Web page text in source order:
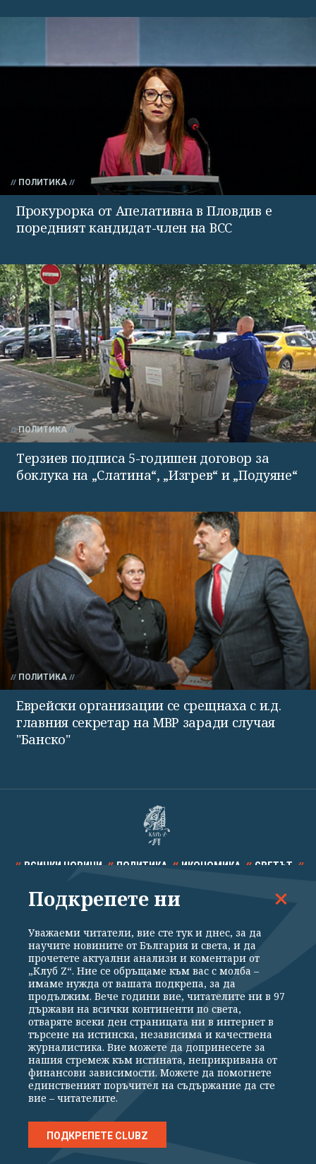
ПОЛИТИКА
Прокурорка от Апелативна в Пловдив е
поредният кандидат-член на ВСС
ПОЛИТИКА
Терзиев подписа 5-годишен договор за
боклука на „Слатина“, „Изгрев“ и „Подуяне“
ПОЛИТИКА
Еврейски организации се срещнаха с и.д.
главния секретар на МВР заради случая
"Банско"
ВСИЧКИ НОВИНИ ПОЛИТИКА ИКОНОМИКА СВЕТЪТ
СПОРТ КУЛТУРА ТЕХНОЛОГИИ КАЛЕЙДОСКОП
Общи условия
Политика за поверителност
Реклама
Партньори Контакти
За Клуб Z
Екип
Подкрепете ни
Издател на www.clubz.bg е „Клуб Зебра Медия“ ЕООД, София, ул. "Алеко
Константинов" 3. Всички права запазени 2026 „Клуб Зебра Медия“
Препечатването на материали, снимки и видео от www.clubz.bg без
разрешение ще бъде преследвано по съдебен път, съгласно
ОБЩИТЕ УСЛОВИЯ
Подкрепете ни
Уважаеми читатели, вие сте тук и днес, за да
научите новините от България и света, и да
прочетете актуални анализи и коментари от
„Клуб Z“. Ние се обръщаме към вас с молба –
имаме нужда от вашата подкрепа, за да
продължим. Вече години вие, читателите ни в 97
държави на всички континенти по света,
отваряте всеки ден страницата ни в интернет в
търсене на истинска, независима и качествена
журналистика. Вие можете да допринесете за
нашия стремеж към истината, неприкривана от
финансови зависимости. Можете да помогнете
единственият поръчител на съдържание да сте
вие – читателите.
ПОДКРЕПЕТЕ CLUBZ